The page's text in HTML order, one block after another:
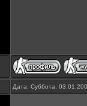
Дата: Суббота,